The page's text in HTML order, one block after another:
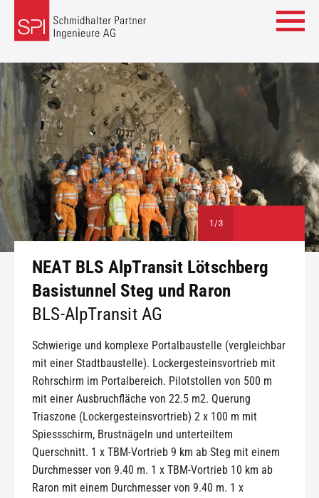
1 /3
NEAT BLS AlpTransit Lötschberg
Basistunnel Steg und Raron
BLS-AlpTransit AG
Schwierige und komplexe Portalbaustelle (vergleichbar
mit einer Stadtbaustelle). Lockergesteinsvortrieb mit
Rohrschirm im Portalbereich. Pilotstollen von 500 m
mit einer Ausbruchfläche von 22.5 m2. Querung
Triaszone (Lockergesteinsvortrieb) 2 x 100 m mit
Spiessschirm, Brustnägeln und unterteiltem
Querschnitt. 1 x TBM-Vortrieb 9 km ab Steg mit einem
Durchmesser von 9.40 m. 1 x TBM-Vortrieb 10 km ab
Raron mit einem Durchmesser von 9.40 m. 1 x